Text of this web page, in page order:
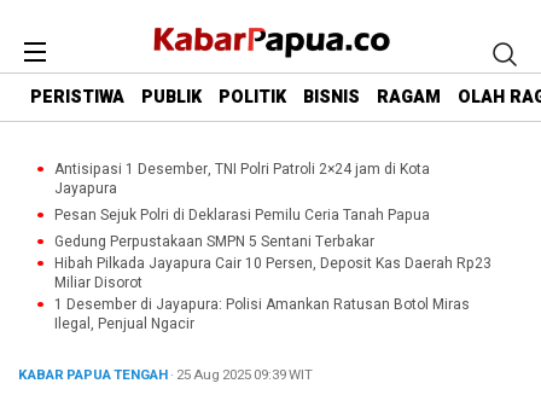
PERISTIWA PUBLIK POLITIK BISNIS RAGAM OLAH
Antisipasi 1 Desember, TNI Polri Patroli 2×24 jam di Kota
Jayapura
Pesan Sejuk Polri di Deklarasi Pemilu Ceria Tanah Papua
Gedung Perpustakaan SMPN 5 Sentani Terbakar
Hibah Pilkada Jayapura Cair 10 Persen, Deposit Kas Daerah Rp23
Miliar Disorot
1 Desember di Jayapura: Polisi Amankan Ratusan Botol Miras
Ilegal, Penjual Ngacir
KABAR PAPUA TENGAH· 25 Aug 202509:39WIT